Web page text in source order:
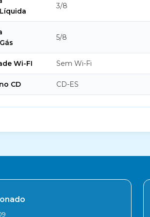
3/8
5/8
Wi-FI Sem Wi-Fi
CD CD-ES